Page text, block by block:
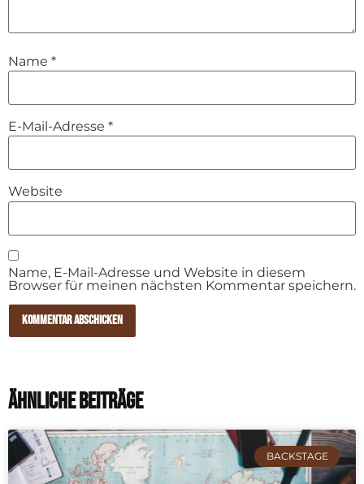
Name *
E-Mail-Adresse *
Website
Name, E-Mail-Adresse und Website in diesem
Browser für meinen nächsten Kommentar speichern.
ÄHNLICHE Beiträge
BACKSTAGE